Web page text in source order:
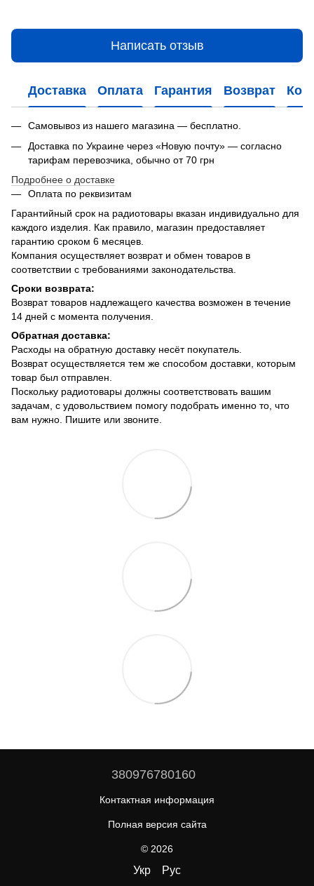
Написать отзыв
Доставка Оплата Гарантия Возврат
Самовывоз из нашего магазина — бесплатно.
Доставка по Украине через «Новую почту» — согласно
тарифам перевозчика, обычно от 70 грн
Подробнее о доставке
Оплата по реквизитам
Гарантийный срок на радиотовары вказан индивидуально для
каждого изделия. Как правило, магазин предоставляет
гарантию сроком 6 месяцев.
Компания осуществляет возврат и обмен товаров в
соответствии с требованиями законодательства.
Сроки возврата:
Возврат товаров надлежащего качества возможен в течение
14 дней с момента получения.
Обратная доставка:
Расходы на обратную доставку несёт покупатель.
Возврат осуществляется тем же способом доставки, которым
товар был отправлен.
Поскольку радиотовары должны соответствовать вашим
задачам, с удовольствием помогу подобрать именно то, что
вам нужно. Пишите или звоните.
380976780160
Контактная информация
Полная версия сайта
© 2026
Укр Рус